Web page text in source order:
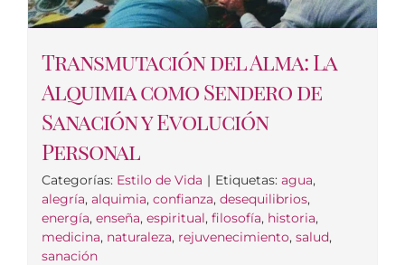
Transmutación del Alma: La
Alquimia como Sendero de
Sanación y Evolución
Personal
Categorías: Estilo de Vida | Etiquetas: agua,
alegría, alquimia, confianza, desequilibrios,
energía, enseña, espiritual, filosofía, historia,
medicina, naturaleza, rejuvenecimiento, salud,
sanación